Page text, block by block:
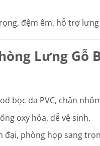
đệm êm, hỗ trợ
Lưng Gỗ
bọc da PVC, chân
oxy hóa, dễ vệ sinh.
đại, phòng họp sang